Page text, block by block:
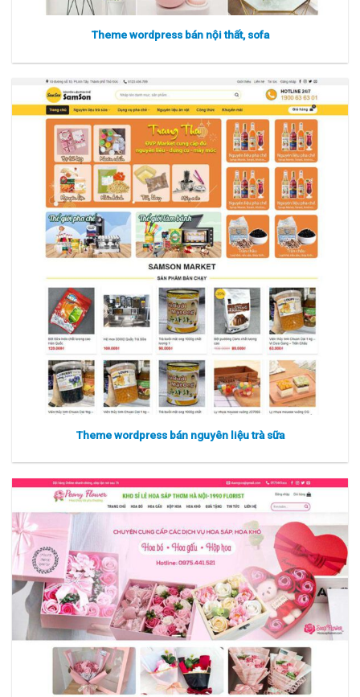
Xem thực tế Xem chi tiết
Theme wordpress bán nội thất, sofa
Xem thực tế Xem chi tiết
Theme wordpress bán nguyên liệu trà sữa